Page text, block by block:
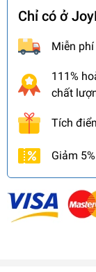
Chỉ có ở
Miễn
111%
chất
Tích
Giảm